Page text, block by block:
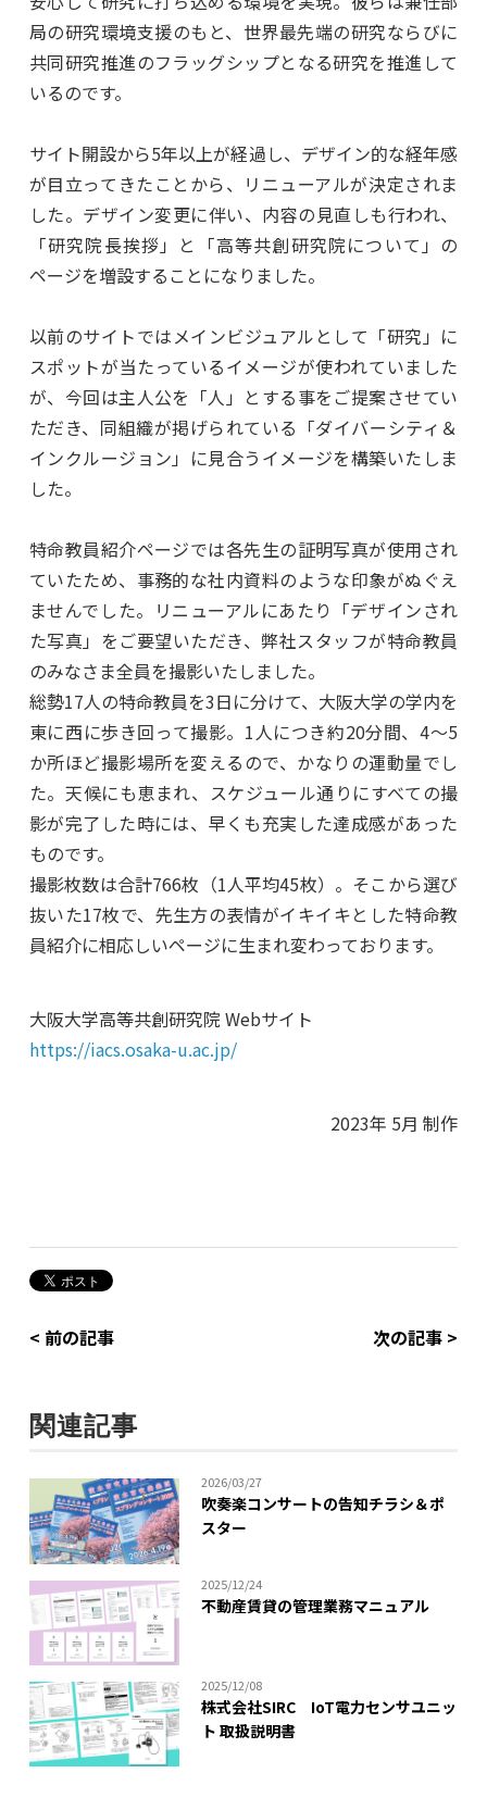
局の研究環境支援のもと、世界最先端の研究ならびに
共同研究推進のフラッグシップとなる研究を推進して
いるのです。
サイト開設から5年以上が経過し、デザイン的な経年感
が目立ってきたことから、リニューアルが決定されま
した。デザイン変更に伴い、内容の見直しも行われ、
「研究院長挨拶」と「高等共創研究院について」の
ページを増設することになりました。
以前のサイトではメインビジュアルとして「研究」に
スポットが当たっているイメージが使われていました
が、今回は主人公を「人」とする事をご提案させてい
ただき、同組織が掲げられている「ダイバーシティ＆
インクルージョン」に見合うイメージを構築いたしま
した。
特命教員紹介ページでは各先生の証明写真が使用され
ていたため、事務的な社内資料のような印象がぬぐえ
ませんでした。リニューアルにあたり「デザインされ
た写真」をご要望いただき、弊社スタッフが特命教員
のみなさま全員を撮影いたしました。
総勢17人の特命教員を3日に分けて、大阪大学の学内を
東に西に歩き回って撮影。1人につき約20分間、4～5
か所ほど撮影場所を変えるので、かなりの運動量でし
た。天候にも恵まれ、スケジュール通りにすべての撮
影が完了した時には、早くも充実した達成感があった
ものです。
撮影枚数は合計766枚（1人平均45枚）。そこから選び
抜いた17枚で、先生方の表情がイキイキとした特命教
員紹介に相応しいページに生まれ変わっております。
大阪大学高等共創研究院 Webサイト
https://iacs.osaka-u.ac.jp/
2023年 5月 制作
< 前の記事 次の記事 >
関連記事
2026/03/27
吹奏楽コンサートの告知チラシ＆ポ
スター
2025/12/24
不動産賃貸の管理業務マニュアル
2025/12/08
株式会社SIRC IoT電力センサユニッ
ト 取扱説明書